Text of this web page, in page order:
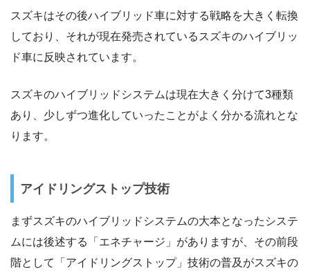
スズキはその後ハイブリッド車に対する戦略を大きく転換
しており、それが現在発売されているスズキのハイブリッ
ド車に反映されています。
スズキのハイブリッドシステムは現在大きく分けて3種類
あり、少しずつ進化していったことがよく分かる流れとな
ります。
アイドリングストップ技術
まずスズキのハイブリッドシステムの大本となったシステ
ムには後述する「エネチャージ」がありますが、その前段
階として「アイドリングストップ」技術の普及がスズキの